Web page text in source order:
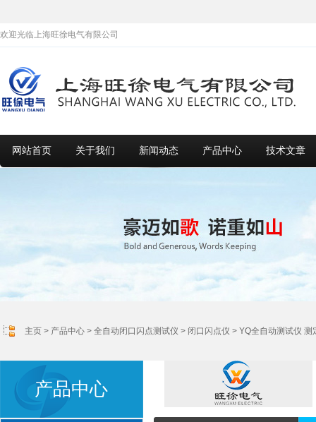
欢迎光临上海旺徐电气有限公司
网站首页 关于我们 新闻动态 产品中心 技术文章
主页 > 产品中心 > 全自动闭口闪点测试仪 > 闭口闪点仪 > YQ全自动测试仪 测
产品中心